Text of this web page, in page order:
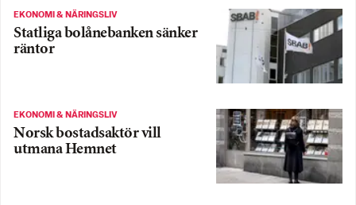
EKONOMI & NÄRINGSLIV
Statliga bolånebanken sänker
räntor
EKONOMI & NÄRINGSLIV
Norsk bostadsaktör vill
utmana Hemnet